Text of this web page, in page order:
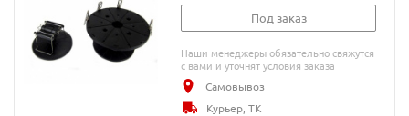
Под заказ
Наши менеджеры обязательно свяжутся
с вами и уточнят условия заказа
Самовывоз
Курьер, ТК